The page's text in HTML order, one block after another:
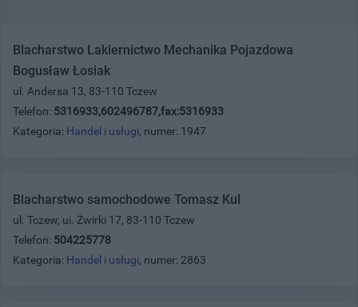
Blacharstwo Lakiernictwo Mechanika Pojazdowa
Bogusław Łosiak
ul. Andersa 13, 83-110 Tczew
Telefon: 5316933,602496787,fax:5316933
Kategoria: Handel i usługi, numer: 1947
Blacharstwo samochodowe Tomasz Kul
ul. Tczew, ui. Żwirki 17, 83-110 Tczew
Telefon: 504225778
Kategoria: Handel i usługi, numer: 2863